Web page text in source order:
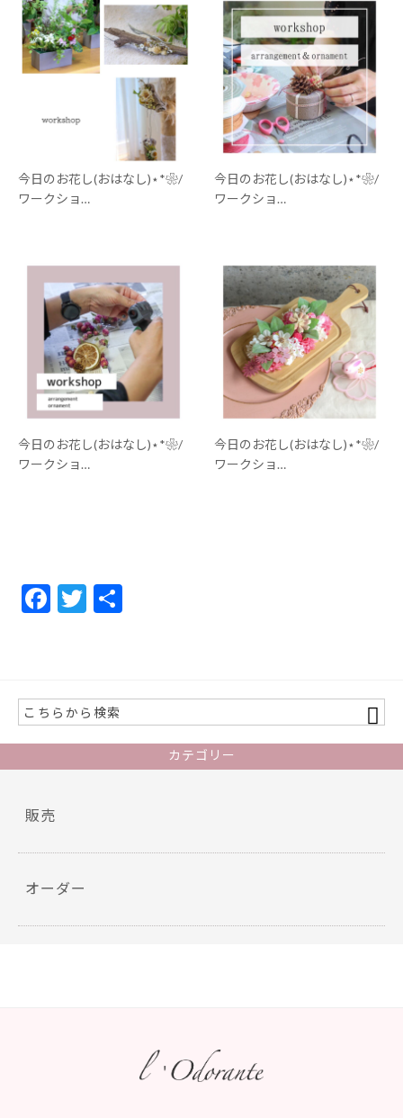
今日のお花し(おはなし)⋆*❀/
ワークショ…
今日のお花し(おはなし)⋆*❀/
ワークショ…
今日のお花し(おはなし)⋆*❀/
ワークショ…
今日のお花し(おはなし)⋆*❀/
ワークショ…
F
o
o
k
T
カテゴリー
販売
オーダー